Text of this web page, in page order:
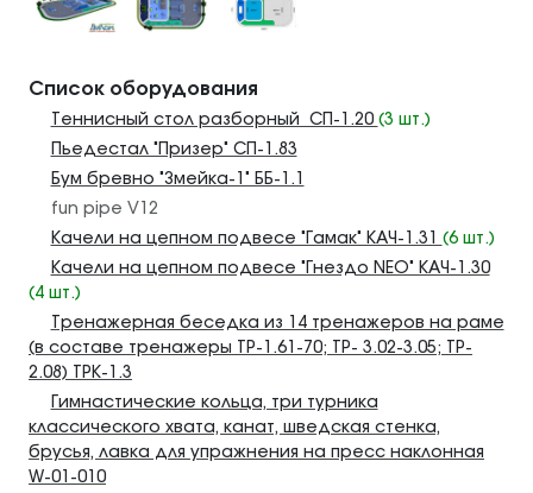
Список оборудования
Теннисный стол разборный СП-1.20 (3 шт.)
Пьедестал "Призер" СП-1.83
Бум бревно "Змейка-1" ББ-1.1
fun pipe V12
Качели на цепном подвесе "Гамак" КАЧ-1.31 (6 шт.)
Качели на цепном подвесе "Гнездо NEO" КАЧ-1.30
(4 шт.)
Тренажерная беседка из 14 тренажеров на раме
(в составе тренажеры ТР-1.61-70; ТР- 3.02-3.05; ТР-
2.08) ТРК-1.3
Гимнастические кольца, три турника
классического хвата, канат, шведская стенка,
брусья, лавка для упражнения на пресс наклонная
W-01-010